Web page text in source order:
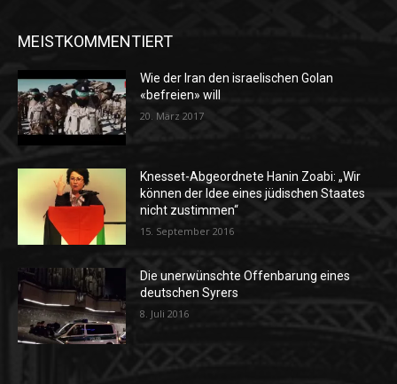
MEISTKOMMENTIERT
Wie der Iran den israelischen Golan
«befreien» will
20. März 2017
Knesset-Abgeordnete Hanin Zoabi: „Wir
können der Idee eines jüdischen Staates
nicht zustimmen“
15. September 2016
Die unerwünschte Offenbarung eines
deutschen Syrers
8. Juli 2016